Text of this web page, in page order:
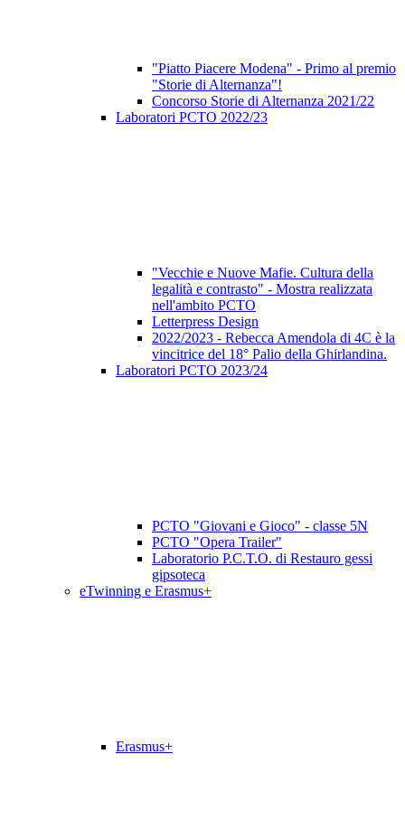
"Piatto Piacere Modena" - Primo al premio
"Storie di Alternanza"!
Concorso Storie di Alternanza 2021/22
Laboratori PCTO 2022/23
"Vecchie e Nuove Mafie. Cultura della
legalità e contrasto" - Mostra realizzata
nell'ambito PCTO
Letterpress Design
2022/2023 - Rebecca Amendola di 4C è la
vincitrice del 18° Palio della Ghirlandina.
Laboratori PCTO 2023/24
PCTO "Giovani e Gioco" - classe 5N
PCTO "Opera Trailer"
Laboratorio P.C.T.O. di Restauro gessi
gipsoteca
eTwinning e Erasmus+
Erasmus+